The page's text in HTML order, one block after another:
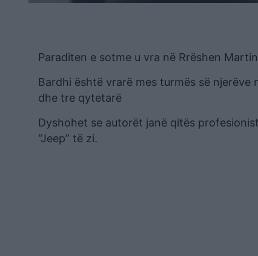
Paraditen e sotme u vra në Rrëshen
Bardhi është vrarë mes turmës së
dhe tre qytetarë
Dyshohet se autorët janë qitës
“Jeep” të zi.